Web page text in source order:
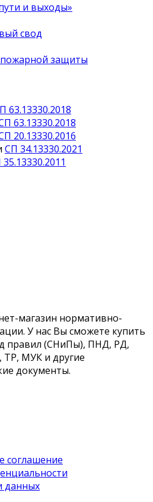
и выходы»
свод
защиты
63.13330.2018
63.13330.2018
20.13330.2016
СП 34.13330.2021
магазин нормативно-
У нас Вы сможете купить
правил (СНиПы), ПНД, РД,
МУК и другие
документы.
соглашение
данных